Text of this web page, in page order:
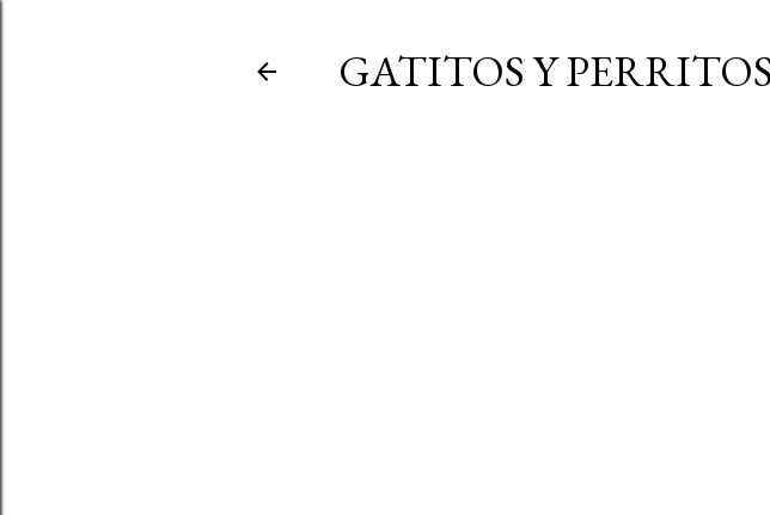
GATITOS Y